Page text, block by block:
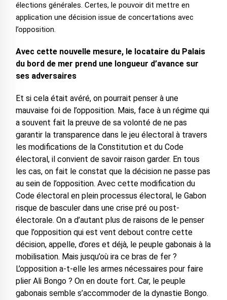
élections générales. Certes, le pouvoir dit mettre en
application une décision issue de concertations avec
l’opposition.
Avec cette nouvelle mesure, le locataire du Palais
du bord de mer prend une longueur d’avance sur
ses adversaires
Et si cela était avéré, on pourrait penser à une
mauvaise foi de l’opposition. Mais, face à un régime qui
a souvent fait la preuve de sa volonté de ne pas
garantir la transparence dans le jeu électoral à travers
les modifications de la Constitution et du Code
électoral, il convient de savoir raison garder. En tous
les cas, on fait le constat que la décision ne passe pas
au sein de l’opposition. Avec cette modification du
Code électoral en plein processus électoral, le Gabon
risque de basculer dans une crise pré ou post-
électorale. On a d’autant plus de raisons de le penser
que l’opposition qui est vent debout contre cette
décision, appelle, d’ores et déjà, le peuple gabonais à la
mobilisation. Mais jusqu’où ira ce bras de fer ?
L’opposition a-t-elle les armes nécessaires pour faire
plier Ali Bongo ? On en doute fort. Car, le peuple
gabonais semble s’accommoder de la dynastie Bongo.